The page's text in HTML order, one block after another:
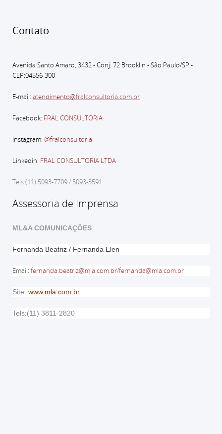
Contato
Avenida Santo Amaro, 3432 - Conj. 72 Brooklin - São Paulo/SP -
CEP:04556-300
E-mail: atendimento@fralconsultoria.com.br
Facebook: FRAL CONSULTORIA
Instagram: @fralconsultoria
Linkedin: FRAL CONSULTORIA LTDA
Tels:(11) 5093-7709 / 5093-3591
Assessoria de Imprensa
ML&A COMUNICAÇÕES
Fernanda Beatriz / Fernanda Elen
Email: fernanda.beatriz@mla.com.br/fernanda@mla.com.br
Site: www.mla.com.br
Tels:(11) 3811-2820